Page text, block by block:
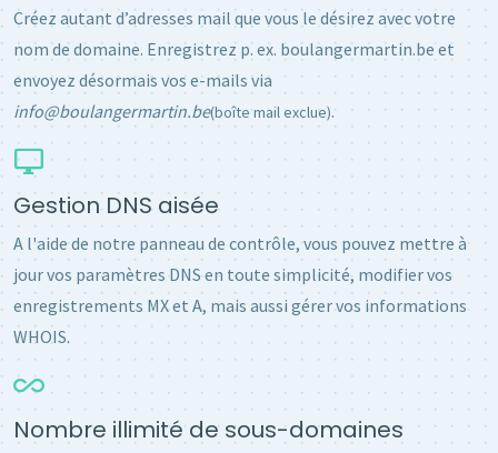
Créez autant d’adresses mail que vous le désirez avec votre
nom de domaine. Enregistrez p. ex. boulangermartin.be et
envoyez désormais vos e-mails via
info@boulangermartin.be(boîte mail exclue).
Gestion DNS aisée
A l'aide de notre panneau de contrôle, vous pouvez mettre à
jour vos paramètres DNS en toute simplicité, modifier vos
enregistrements MX et A, mais aussi gérer vos informations
WHOIS.
Nombre illimité de sous-domaines